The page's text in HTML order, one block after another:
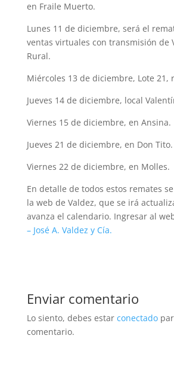
en Fraile Muerto.
Lunes 11 de diciembre, será el
ventas virtuales con transmisión de
Rural.
Miércoles 13 de diciembre, Lote 21,
Jueves 14 de diciembre, local
Viernes 15 de diciembre, en Ansina.
Jueves 21 de diciembre, en Don Tito.
Viernes 22 de diciembre, en Molles.
En detalle de todos estos remates
la web de Valdez, que se irá
avanza el calendario. Ingresar al
– José A. Valdez y Cía.
Enviar comentario
Lo siento, debes estar conectado
comentario.